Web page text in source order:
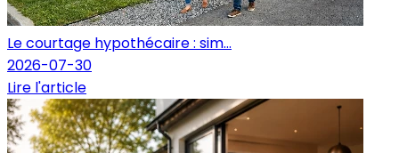
Le courtage hypothécaire : sim...
2026-07-30
Lire l'article